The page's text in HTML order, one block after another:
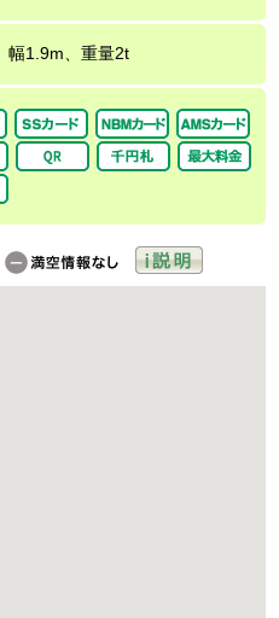
幅1.9m、重量2t